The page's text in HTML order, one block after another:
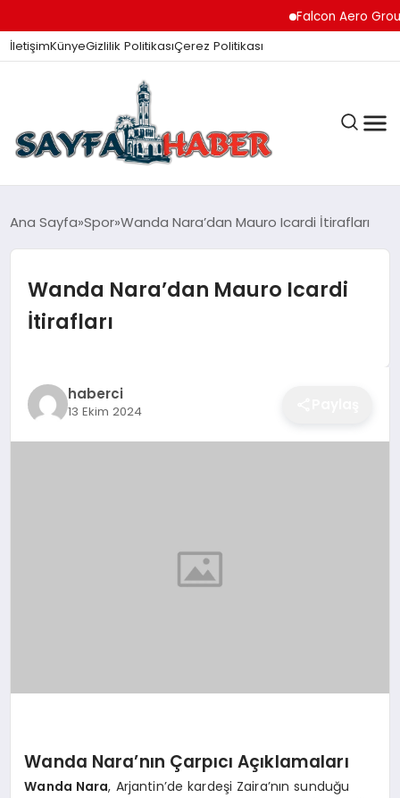
Falcon Aero
İletişimKünyeGizlilik PolitikasıÇerez Politikası
ANA SAYFA
GÜNDEM
EĞITIM
Ana Sayfa Spor Wanda Nara’dan Mauro Icardi İtirafları
Wanda Nara’dan Mauro Icardi
İtirafları
haberci
13 Ekim 2024
Wanda Nara’nın Çarpıcı Açıklamaları
Wanda Nara, Arjantin’de kardeşi Zaira’nın sunduğu